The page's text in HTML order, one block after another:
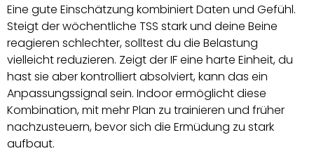
Eine gute Einschätzung kombiniert Daten und Gefühl.
Steigt der wöchentliche TSS stark und deine Beine
reagieren schlechter, solltest du die Belastung
vielleicht reduzieren. Zeigt der IF eine harte Einheit, du
hast sie aber kontrolliert absolviert, kann das ein
Anpassungssignal sein. Indoor ermöglicht diese
Kombination, mit mehr Plan zu trainieren und früher
nachzusteuern, bevor sich die Ermüdung zu stark
aufbaut.